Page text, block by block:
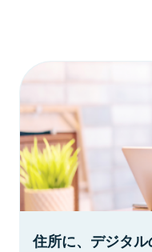
住所に、デジタル